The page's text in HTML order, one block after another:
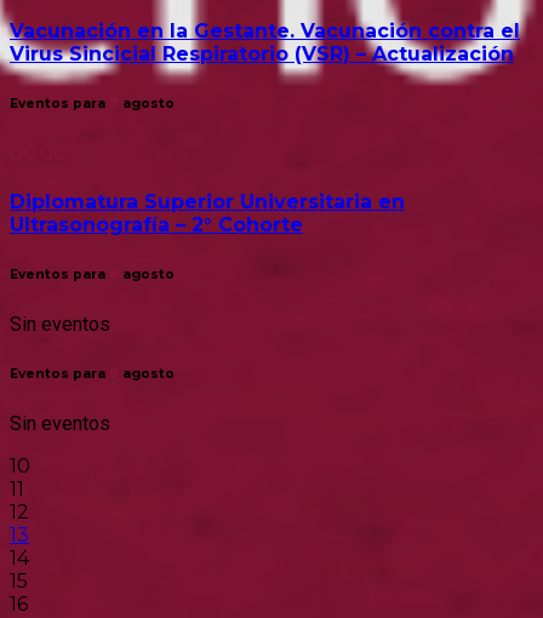
Vacunación en la Gestante. Vacunación contra el
Virus Sincicial Respiratorio (VSR) – Actualización
Eventos para agosto
Diplomatura Superior Universitaria en
Ultrasonografía – 2° Cohorte
Eventos para agosto
Sin eventos
Eventos para agosto
Sin eventos
10
11
12
13
14
15
16